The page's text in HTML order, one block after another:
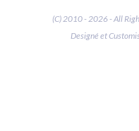
(C) 2010 - 2026 - All
Designé et